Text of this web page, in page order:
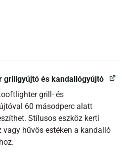
grillgyújtó és kandallógyújtó
grill- és
60 másodperc alatt
Stílusos eszköz kerti
vagy hűvös estéken a kandalló